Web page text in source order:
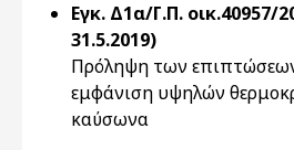
Εγκ. Δ1α/Γ.Π. οικ.40957/
31.5.2019)
Πρόληψη των
εμφάνιση υψηλών
καύσωνα